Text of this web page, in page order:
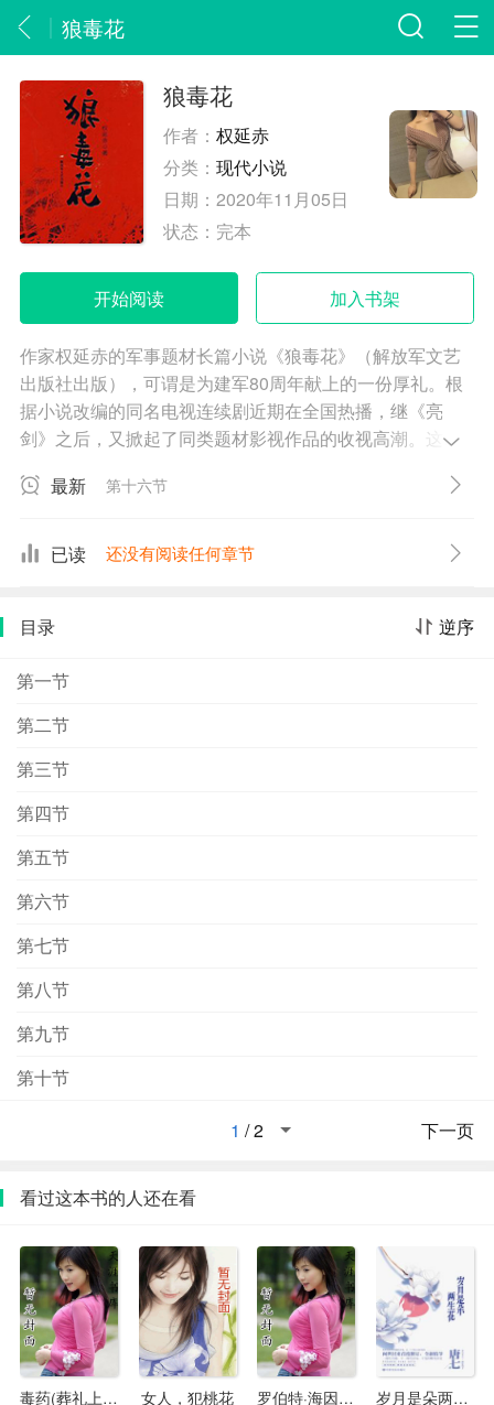
狼毒花
狼毒花
作者：权延赤
分类：现代小说
日期：2020年11月05日
状态： 完本
开始阅读 加入书架
作家权延赤的军事题材长篇小说《狼毒花》（解放军文艺
出版社出版），可谓是为建军80周年献上的一份厚礼。根
据小说改编的同名电视连续剧近期在全国热播，继《亮
剑》之后，又掀起了同类题材影视作品的收视高潮。这部
因为作者将一段生动的战争历史呈现在受众面前，更主要
形象又添了新的脸谱。
最新 第十六节
已读 还没有阅读任何章节
逆序
目录
第一节
第二节
第三节
第四节
第五节
第六节
第七节
第八节
第九节
第十节
下一页
1 /2
看过这本书的人还在看
毒药(葬礼上的命案)
女人，犯桃花
罗伯特·海因莱因短篇作品
岁月是朵两生花